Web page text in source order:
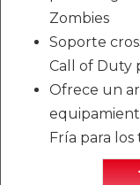
Zombies
Soporte
Call of Duty
Ofrece un
Fría para